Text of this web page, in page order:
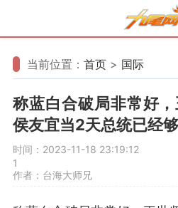
当前位置： 首页 > 国际
称蓝白合破局非常好
侯友宜当2天总统已经
时间：2023-11-18 23:19:12
1
作者：台海大师兄